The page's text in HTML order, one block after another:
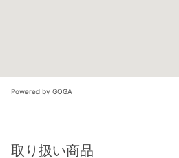
Powered by GOGA
取り扱い商品